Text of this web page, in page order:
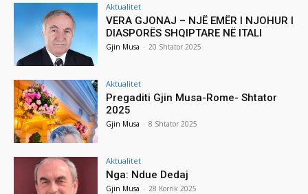
Aktualitet
VERA GJONAJ – NJË EMËR I NJOHUR I
DIASPORËS SHQIPTARE NË ITALI
Gjin Musa - 20 Shtator 2025
Aktualitet
Pregaditi Gjin Musa-Rome- Shtator
2025
Gjin Musa - 8 Shtator 2025
Aktualitet
Nga: Ndue Dedaj
Gjin Musa - 28 Korrik 2025